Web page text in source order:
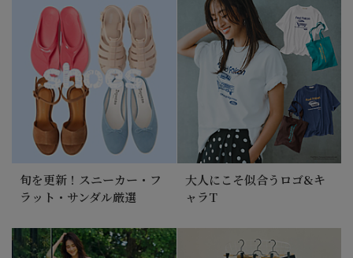
旬を更新！スニーカー・フ
ラット・サンダル厳選
大人にこそ似合うロゴ&キ
ャラT